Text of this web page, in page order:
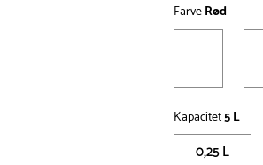
FarveRød
Kapacitet5 L
0,25 L